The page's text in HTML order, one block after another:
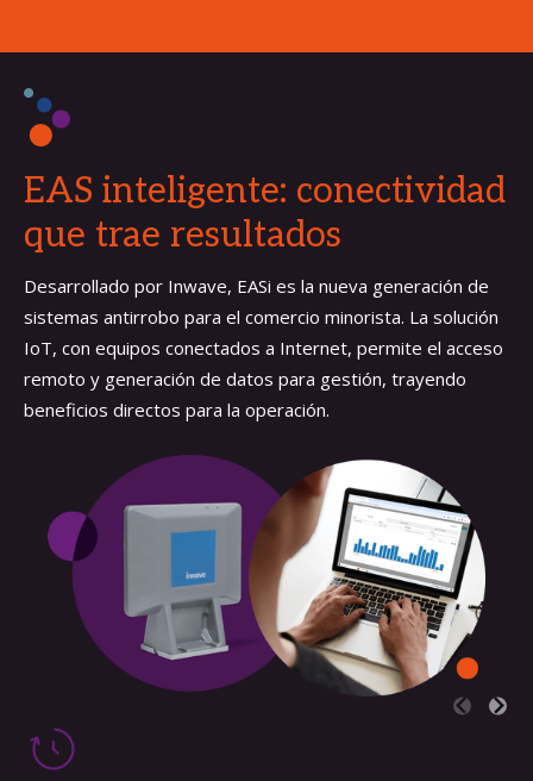
EAS inteligente: conectividad
que trae resultados
Desarrollado por Inwave, EASi es la nueva generación de
sistemas antirrobo para el comercio minorista. La solución
IoT, con equipos conectados a Internet, permite el acceso
remoto y generación de datos para gestión, trayendo
beneficios directos para la operación.